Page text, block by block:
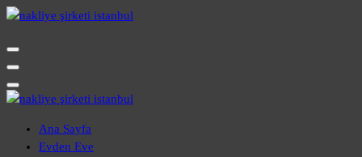
İçeriğe
Evden Eve - İşyeri Ofis Nakliye İstanbul
Evden Eve - İşyeri Ofis Nakliye İstanbul
Ana Sayfa
Evden Eve